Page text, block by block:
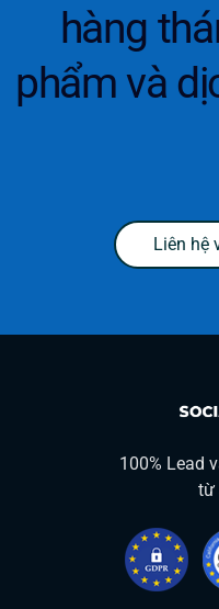
hàng
phẩm và
Liên hệ
100% Lead
từ